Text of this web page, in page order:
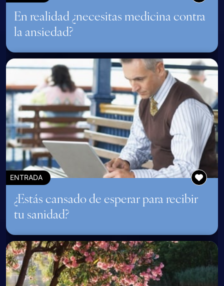
En realidad ¿necesitas medicina contra
la ansiedad?
ENTRADA
¿Estás cansado de esperar para recibir
tu sanidad?